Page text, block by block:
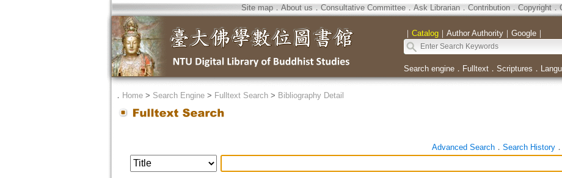
Site map．About us ． Consultative Committee． Ask Librarian． Contribution．Copyright．
｜ Catalog｜ Author Authority｜ Google｜
Search engine． Fulltext． Scriptures ．
． Home> Search Engine> Fulltext Search> Bibliography Detail
Advanced Search． Search History．